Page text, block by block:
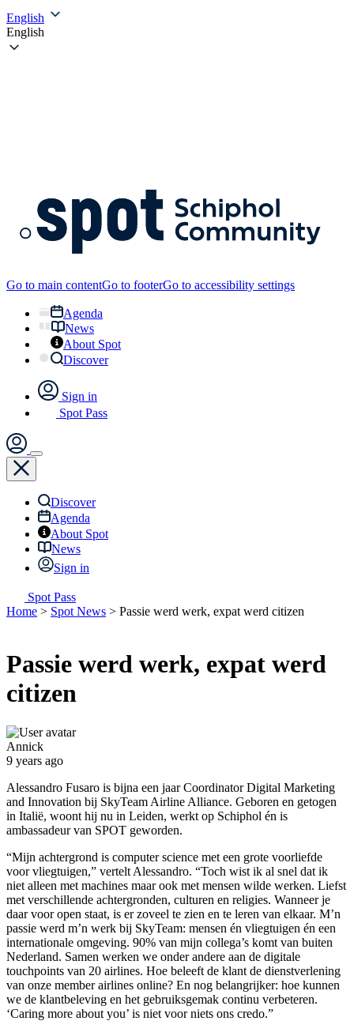
English
English
Go to main contentGo to footerGo to accessibility settings
Agenda
News
About Spot
Discover
Sign in
Spot Pass
Discover
Agenda
About Spot
News
Sign in
Spot Pass
Home > Spot News > Passie werd werk, expat werd citizen
Passie werd werk, expat werd
citizen
Annick
9 years ago
Alessandro Fusaro is bijna een jaar Coordinator Digital Marketing
and Innovation bij SkyTeam Airline Alliance. Geboren en getogen
in Italië, woont hij nu in Leiden, werkt op Schiphol én is
ambassadeur van SPOT geworden.
“Mijn achtergrond is computer science met een grote voorliefde
voor vliegtuigen,” vertelt Alessandro. “Toch wist ik al snel dat ik
niet alleen met machines maar ook met mensen wilde werken. Liefst
met verschillende achtergronden, culturen en religies. Wanneer je
daar voor open staat, is er zoveel te zien en te leren van elkaar. M’n
passie werd m’n werk bij SkyTeam: mensen én vliegtuigen én een
internationale omgeving. 90% van mijn collega’s komt van buiten
Nederland. Samen werken we onder andere aan de digitale
touchpoints van 20 airlines. Hoe beleeft de klant de dienstverlening
van onze member airlines online? En nog belangrijker: hoe kunnen
we de klantbeleving en het gebruiksgemak continu verbeteren.
‘Caring more about you’ is niet voor niets ons credo.”